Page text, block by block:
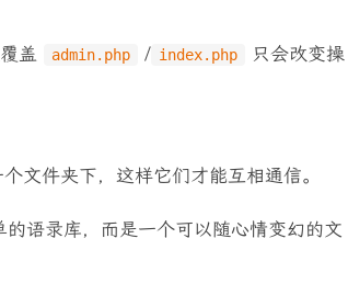
盖 admin.php / index.php
只会改变操
文件夹下，这样它们才能互相通信。
语录库，而是一个可以随心情变幻的文